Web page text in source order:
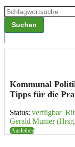
Kommunal
Tipps für die
Status: verfügbar
Gerald Munier
Ausleihen